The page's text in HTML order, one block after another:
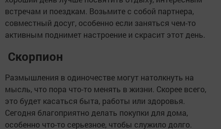
встречам и поездкам. Возьмите с собой партнера,
совместный досуг, особенно если заняться чем-то
активным поднимет настроение и скрасит этот день.
Скорпион
Размышления в одиночестве могут натолкнуть на
мысль, что пора что-то менять в жизни. Скорее всего,
это будет касаться быта, работы или здоровья.
Сегодня благоприятно делать покупки для дома,
особенно что-то серьезное, чтобы служило долго.